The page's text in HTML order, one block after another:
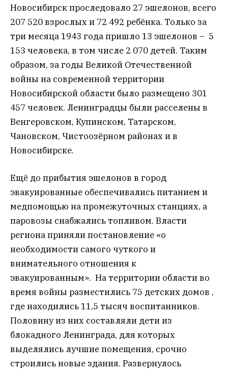
Новосибирск проследовало 27 эшелонов, всего
207 520 взрослых и 72 492 ребёнка. Только за
три месяца 1943 года пришло 13 эшелонов – 5
153 человека, в том числе 2 070 детей. Таким
образом, за годы Великой Отечественной
войны на современной территории
Новосибирской области было размещено 301
457 человек. Ленинградцы были расселены в
Венгеровском, Купинском, Татарском,
Чановском, Чистоозёрном районах и в
Новосибирске.
Ещё до прибытия эшелонов в город
эвакуированные обеспечивались питанием и
медпомощью на промежуточных станциях, а
паровозы снабжались топливом. Власти
региона приняли постановление «о
необходимости самого чуткого и
внимательного отношения к
эвакуированным». На территории области во
время войны разместились 75 детских домов ,
где находились 11,5 тысяч воспитанников.
Половину из них составляли дети из
блокадного Ленинграда, для которых
выделялись лучшие помещения, срочно
строились новые здания. Развернулось